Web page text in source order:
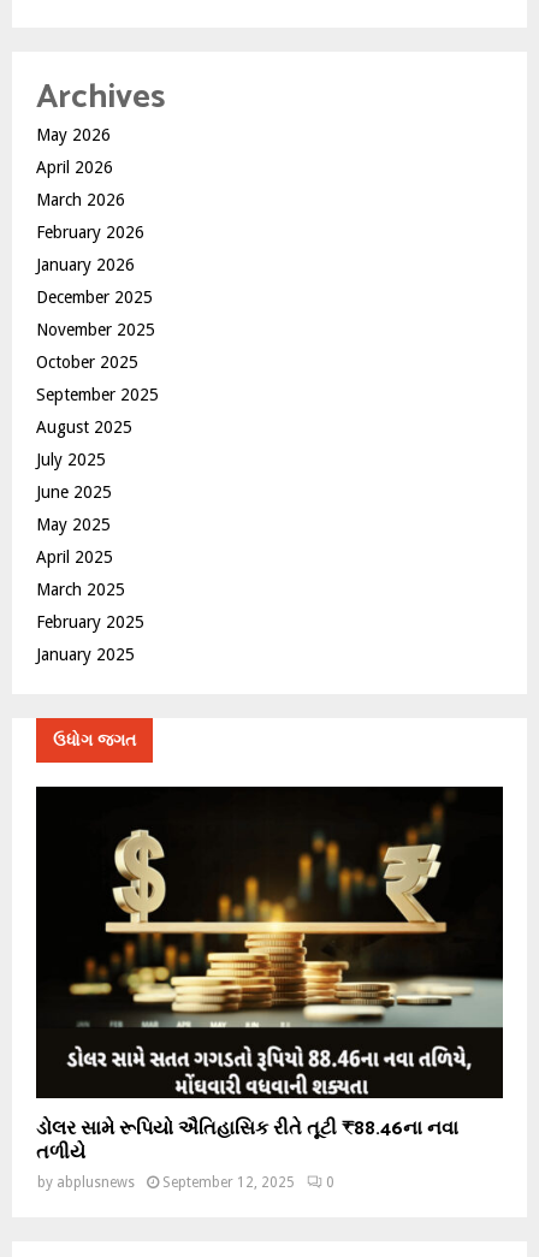
Archives
May 2026
April 2026
March 2026
February 2026
January 2026
December 2025
November 2025
October 2025
September 2025
August 2025
July 2025
June 2025
May 2025
April 2025
March 2025
February 2025
January 2025
ઉધોગ જગત
ડોલર સામે રૂપિયો ઐતિહાસિક રીતે તૂટી ₹88.46ના નવા
તળીયે
by abplusnews September 12, 2025 0